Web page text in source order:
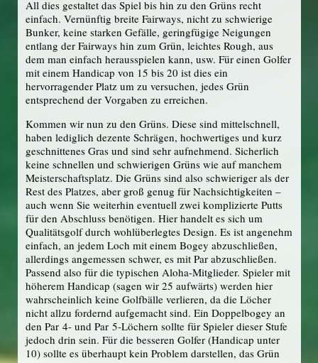
All dies gestaltet das Spiel bis hin zu den Grüns recht
einfach. Vernünftig breite Fairways, nicht zu schwierige
Bunker, keine starken Gefälle, geringfügige Neigungen
entlang der Fairways hin zum Grün, leichtes Rough, aus
dem man einfach herausspielen kann, usw. Für einen Golfer
mit einem Handicap von 15 bis 20 ist dies ein
hervorragender Platz um zu versuchen, jedes Grün
entsprechend der Vorgaben zu erreichen.
Kommen wir nun zu den Grüns. Diese sind mittelschnell,
haben lediglich dezente Schrägen, hochwertiges und kurz
geschnittenes Gras und sind sehr aufnehmend. Sicherlich
keine schnellen und schwierigen Grüns wie auf manchem
Meisterschaftsplatz. Die Grüns sind also schwieriger als der
Rest des Platzes, aber groß genug für Nachsichtigkeiten –
auch wenn Sie weiterhin eventuell zwei komplizierte Putts
für den Abschluss benötigen. Hier handelt es sich um
Qualitätsgolf durch wohlüberlegtes Design. Es ist angenehm
einfach, an jedem Loch mit einem Bogey abzuschließen,
allerdings angemessen schwer, es mit Par abzuschließen.
Passend also für die typischen Aloha-Mitglieder. Spieler mit
höherem Handicap (sagen wir 25 aufwärts) werden hier
wahrscheinlich keine Golfbälle verlieren, da die Löcher
nicht allzu fordernd aufgemacht sind. Ein Doppelbogey an
den Par 4- und Par 5-Löchern sollte für Spieler dieser Stufe
jedoch drin sein. Für die besseren Golfer (Handicap unter
10) sollte es überhaupt kein Problem darstellen, das Grün